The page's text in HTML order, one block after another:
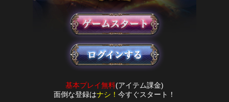
基本プレイ無料(アイテム課金)
面倒な登録はナシ！ 今すぐスタート！